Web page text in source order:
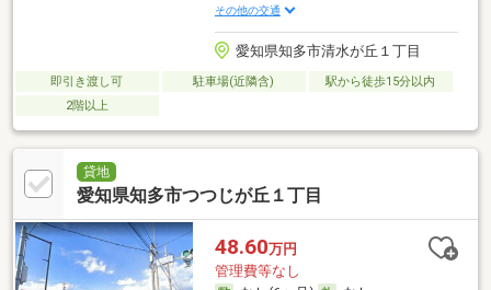
その他の交通
愛知県知多市清水が丘１丁目
即引き渡し可 駐車場(近隣含)
駅から徒歩15分以内
2階以上
貸地
愛知県知多市つつじが丘１丁目
48.60万円
管理費等なし